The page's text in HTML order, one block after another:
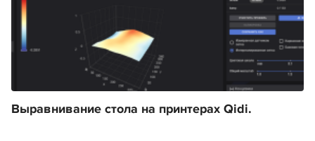
Выравнивание стола на принтерах Qidi.